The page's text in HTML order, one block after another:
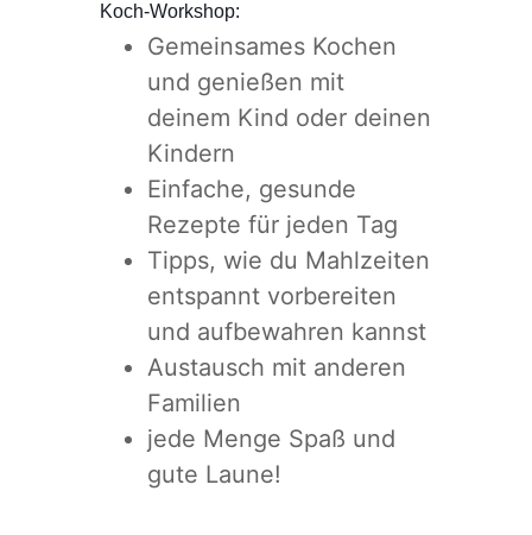
Koch-Workshop:
Gemeinsames Kochen
und genießen mit
deinem Kind oder deinen
Kindern
Einfache, gesunde
Rezepte für jeden Tag
Tipps, wie du Mahlzeiten
entspannt vorbereiten
und aufbewahren kannst
Austausch mit anderen
Familien
jede Menge Spaß und
gute Laune!